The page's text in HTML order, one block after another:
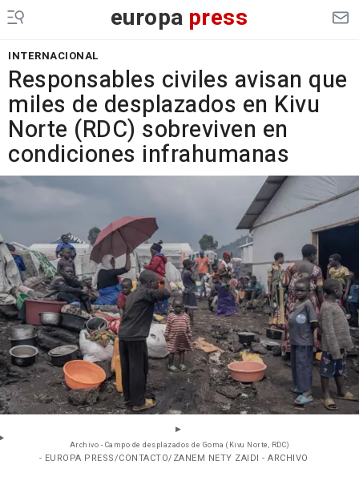
europa press
INTERNACIONAL
Responsables civiles avisan que
miles de desplazados en Kivu
Norte (RDC) sobreviven en
condiciones infrahumanas
Archivo - Campo de desplazados de Goma (Kivu Norte, RDC)
- EUROPA PRESS/CONTACTO/ZANEM NETY ZAIDI - ARCHIVO